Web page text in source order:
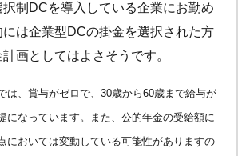
制DCを導入している企業にお勤め
は企業型DCの掛金を選択された方
画としてはよさそうです。
は、賞与がゼロで、30歳から60歳まで給与が
になっています。また、公的年金の受給額に
においては変動している可能性がありますの